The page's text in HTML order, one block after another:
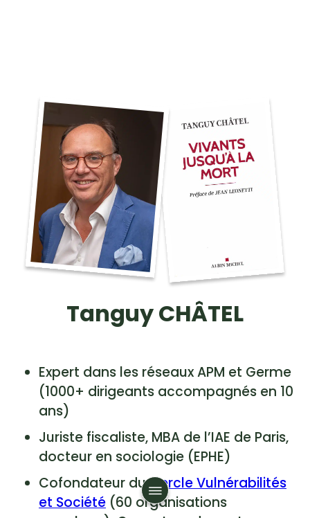
Tanguy CHÂTEL
Expert dans les réseaux APM et Germe
(1000+ dirigeants accompagnés en 10
ans)
Juriste fiscaliste, MBA de l’IAE de Paris,
docteur en sociologie (EPHE)
Cofondateur duCercle Vulnérabilités
et Société (60 organisations